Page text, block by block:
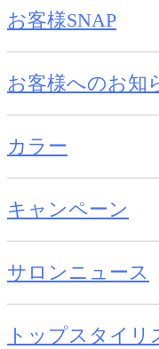
お客様SNAP
お客様へのお知
カラー
キャンペーン
サロンニュース
トップスタイリ